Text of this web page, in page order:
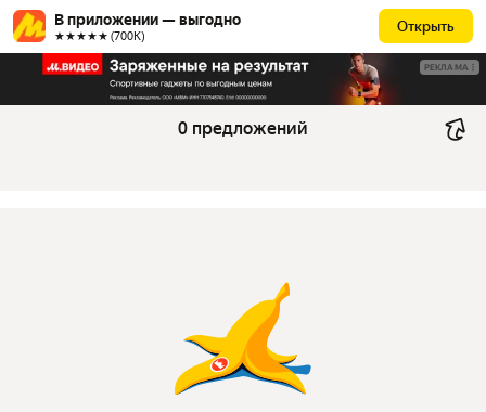
В приложении — выгодно
★★★★★ (700К)
Открыть
РЕКЛАМА
0 предложений